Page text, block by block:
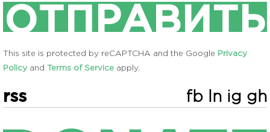
This site is protected by reCAPTCHA and the Google Privacy
Policy and Terms of Service apply.
rss fb ln ig gh